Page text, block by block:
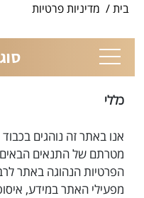
בית מדיניות פרטיות
כללי
אנו באתר זה נוהגים
מטרתם של התנאים הבאים
הפרטיות הנהוגה באתר
מפעילי האתר במידע,